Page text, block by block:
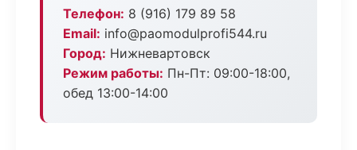
Телефон: 8 (916) 179 89 58
Email: info@paomodulprofi544.ru
Город: Нижневартовск
Режим работы: Пн-Пт: 09:00-18:00,
обед 13:00-14:00